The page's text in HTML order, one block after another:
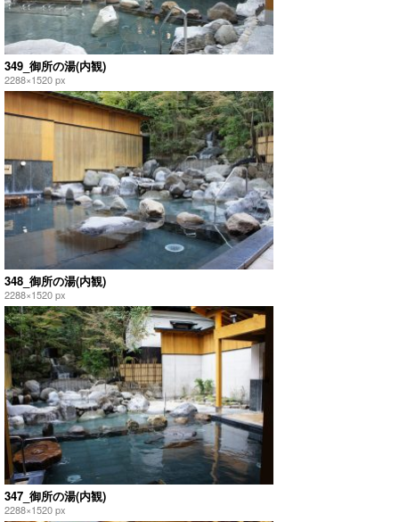
349_御所の湯(内観)
2288×1520 px
348_御所の湯(内観)
2288×1520 px
347_御所の湯(内観)
2288×1520 px